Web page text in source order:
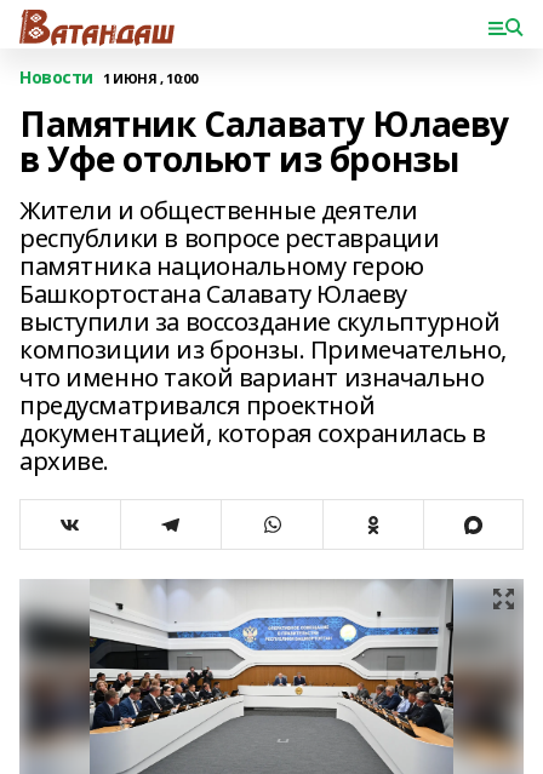
Новости 1 ИЮНЯ , 10:00
Памятник Салавату Юлаеву
в Уфе отольют из бронзы
Жители и общественные деятели
республики в вопросе реставрации
памятника национальному герою
Башкортостана Салавату Юлаеву
выступили за воссоздание скульптурной
композиции из бронзы. Примечательно,
что именно такой вариант изначально
предусматривался проектной
документацией, которая сохранилась в
архиве.